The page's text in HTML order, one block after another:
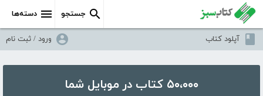
دسته‌ها جستجو
آپلود کتاب ورود / ثبت نام
۵۰،۰۰۰ کتاب در موبایل شما